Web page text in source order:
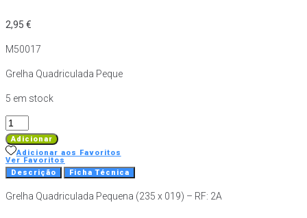
2,95 €
M50017
Grelha Quadriculada Peque
5 em stock
Quantidade
de
Grelha
Quadriculada
(235
Adicionar
Adicionar aos Favoritos
Ver Favoritos
Descrição
Ficha Técnica
Grelha Quadriculada Pequena (235 x 019) – RF: 2A